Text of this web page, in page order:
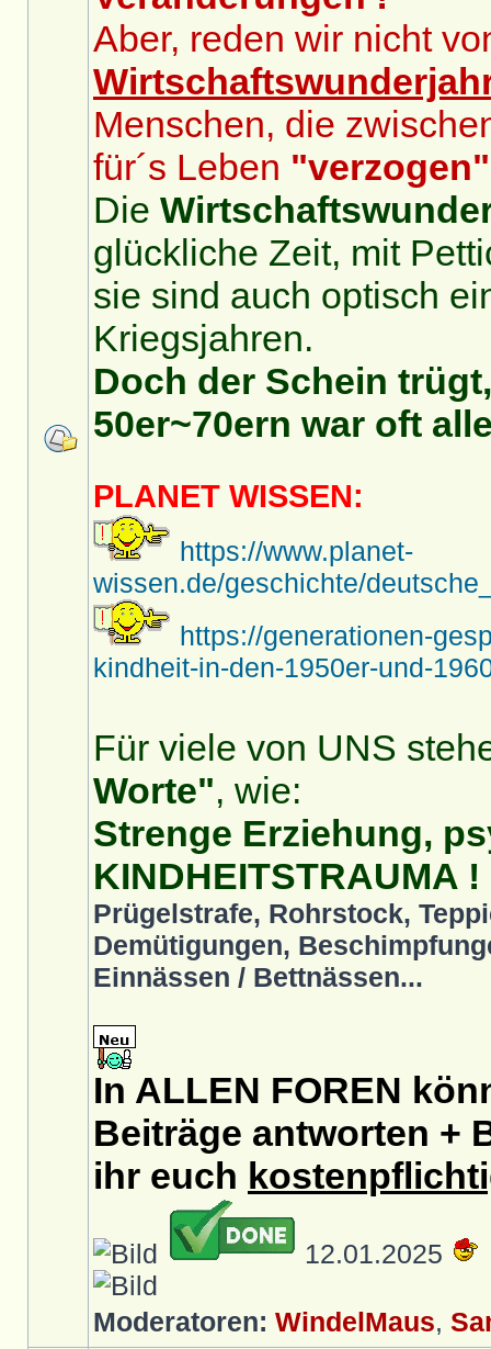
Aber, reden wir nicht
Menschen, die
für´s Leben "verzogen"
Die
glückliche Zeit, mit
sie sind auch optisch
Kriegsjahren.
Doch der Schein
50er~70ern war oft
PLANET WISSEN:
https://www.planet-
wissen.de/geschichte/
https://generationen-
kindheit-in-den-1950er-und-
Für viele von UNS
Worte", wie:
Strenge Erziehung,
KINDHEITSTRAUMA !
Prügelstrafe, Rohrstock,
Demütigungen,
Einnässen / Bettnässen...
In ALLEN FOREN
Beiträge antworten +
ihr euch
12.01.2025
Moderatoren: WindelMaus,